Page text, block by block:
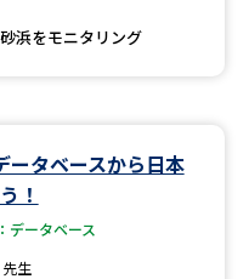
浜をモニタリング
ータベースから日本
！
データベース
生